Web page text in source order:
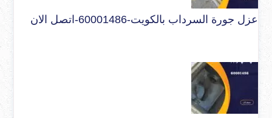
عزل جورة السرداب بالكويت-60001486-اتصل الان